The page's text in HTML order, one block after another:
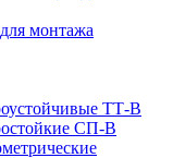
монтажа
ТТ-В
СП-В